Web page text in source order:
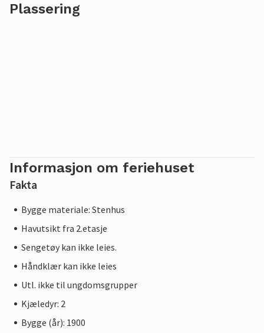
Plassering
Informasjon om feriehuset
Fakta
Bygge materiale: Stenhus
Havutsikt fra 2.etasje
Sengetøy kan ikke leies.
Håndklær kan ikke leies
Utl. ikke til ungdomsgrupper
Kjæledyr: 2
Bygge (år): 1900